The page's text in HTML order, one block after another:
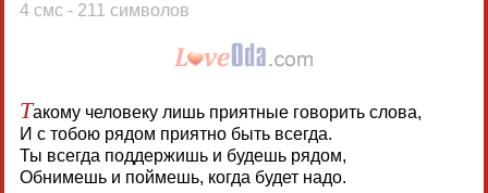
4 смс - 211 символов
Такому человеку лишь приятные говорить слова,
И с тобою рядом приятно быть всегда.
Ты всегда поддержишь и будешь рядом,
Обнимешь и поймешь, когда будет надо.